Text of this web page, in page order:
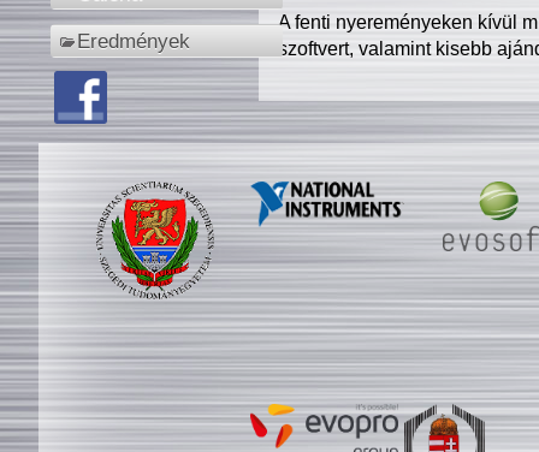
Eredmények
A fenti nyereményeken kívül
szoftvert, valamint kisebb